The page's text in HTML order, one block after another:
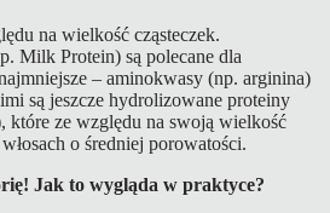
na wielkość cząsteczek.
Milk Protein) są polecane dla
– aminokwasy (np. arginina)
są jeszcze hydrolizowane proteiny
które ze względu na swoją wielkość
o średniej porowatości.
Jak to wygląda w praktyce?